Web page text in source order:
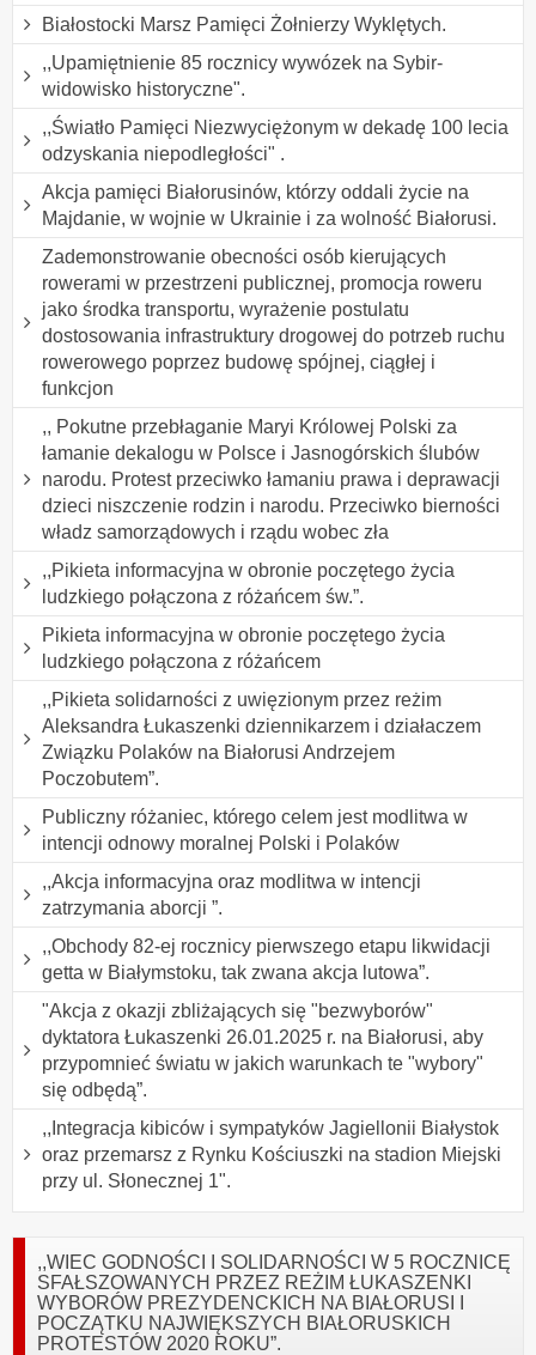
Białostocki Marsz Pamięci Żołnierzy Wyklętych.
,,Upamiętnienie 85 rocznicy wywózek na Sybir-
widowisko historyczne".
,,Światło Pamięci Niezwyciężonym w dekadę 100 lecia
odzyskania niepodległości" .
Akcja pamięci Białorusinów, którzy oddali życie na
Majdanie, w wojnie w Ukrainie i za wolność Białorusi.
Zademonstrowanie obecności osób kierujących
rowerami w przestrzeni publicznej, promocja roweru
jako środka transportu, wyrażenie postulatu
dostosowania infrastruktury drogowej do potrzeb ruchu
rowerowego poprzez budowę spójnej, ciągłej i
funkcjon
,, Pokutne przebłaganie Maryi Królowej Polski za
łamanie dekalogu w Polsce i Jasnogórskich ślubów
narodu. Protest przeciwko łamaniu prawa i deprawacji
dzieci niszczenie rodzin i narodu. Przeciwko bierności
władz samorządowych i rządu wobec zła
,,Pikieta informacyjna w obronie poczętego życia
ludzkiego połączona z różańcem św.”.
Pikieta informacyjna w obronie poczętego życia
ludzkiego połączona z różańcem
,,Pikieta solidarności z uwięzionym przez reżim
Aleksandra Łukaszenki dziennikarzem i działaczem
Związku Polaków na Białorusi Andrzejem
Poczobutem”.
Publiczny różaniec, którego celem jest modlitwa w
intencji odnowy moralnej Polski i Polaków
,,Akcja informacyjna oraz modlitwa w intencji
zatrzymania aborcji ”.
,,Obchody 82-ej rocznicy pierwszego etapu likwidacji
getta w Białymstoku, tak zwana akcja lutowa”.
"Akcja z okazji zbliżających się "bezwyborów"
dyktatora Łukaszenki 26.01.2025 r. na Białorusi, aby
przypomnieć światu w jakich warunkach te "wybory"
się odbędą”.
,,Integracja kibiców i sympatyków Jagiellonii Białystok
oraz przemarsz z Rynku Kościuszki na stadion Miejski
przy ul. Słonecznej 1".
,,WIEC GODNOŚCI I SOLIDARNOŚCI W 5 ROCZNICĘ
SFAŁSZOWANYCH PRZEZ REŻIM ŁUKASZENKI
WYBORÓW PREZYDENCKICH NA BIAŁORUSI I
POCZĄTKU NAJWIĘKSZYCH BIAŁORUSKICH
PROTESTÓW 2020 ROKU”.